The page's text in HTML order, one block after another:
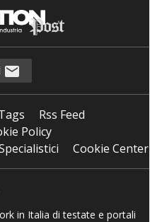
Rss Feed
Policy
Cookie Center
in Italia di testate e portali